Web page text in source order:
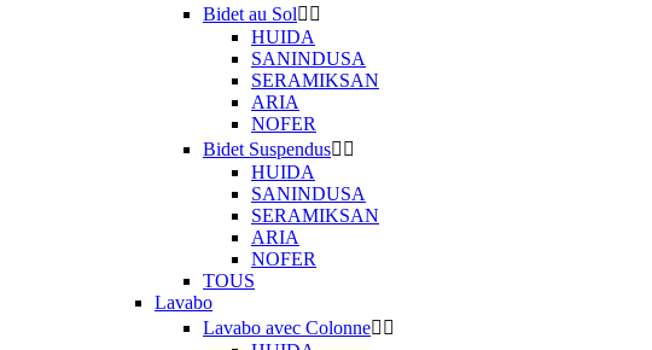
Bidet au Sol 
HUIDA
SANINDUSA
SERAMIKSAN
ARIA
NOFER
Bidet Suspendus 
HUIDA
SANINDUSA
SERAMIKSAN
ARIA
NOFER
TOUS
Lavabo
Lavabo avec Colonne 